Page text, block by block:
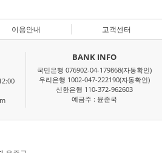
이용안내 고객센터
BANK INFO
국민은행 076902-04-179868(자동확인)
우리은행 1002-047-222190(자동확인)
신한은행 110-372-962603
예금주 : 윤준국